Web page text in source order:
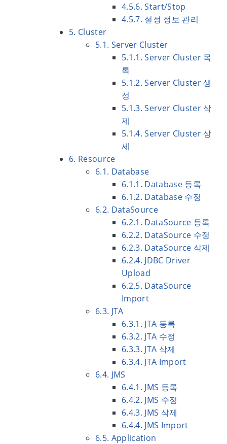
4.5.6. Start/Stop
4.5.7. 설정 정보 관리
5. Cluster
5.1. Server Cluster
5.1.1. Server Cluster 목
록
5.1.2. Server Cluster 생
성
5.1.3. Server Cluster 삭
제
5.1.4. Server Cluster 상
세
6. Resource
6.1. Database
6.1.1. Database 등록
6.1.2. Database 수정
6.2. DataSource
6.2.1. DataSource 등록
6.2.2. DataSource 수정
6.2.3. DataSource 삭제
6.2.4. JDBC Driver
Upload
6.2.5. DataSource
Import
6.3. JTA
6.3.1. JTA 등록
6.3.2. JTA 수정
6.3.3. JTA 삭제
6.3.4. JTA Import
6.4. JMS
6.4.1. JMS 등록
6.4.2. JMS 수정
6.4.3. JMS 삭제
6.4.4. JMS Import
6.5. Application